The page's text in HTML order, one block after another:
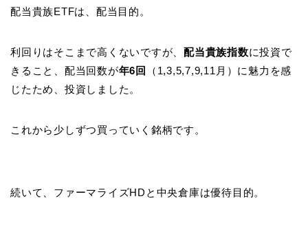
配当貴族ETFは、配当目的。
利回りはそこまで高くないですが、配当貴族指数に投資で
きること、配当回数が年6回
（1,3,5,7,9,11月）に魅力を感
じたため、投資しました。
これから少しずつ買っていく銘柄です。
続いて、ファーマライズHDと中央倉庫は優待目的。